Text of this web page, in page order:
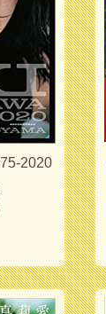
2020